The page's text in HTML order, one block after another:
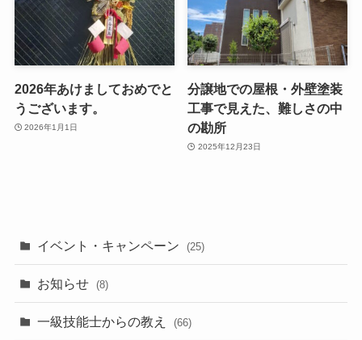
2026年あけましておめでと
うございます。
2026年1月1日
分譲地での屋根・外壁塗装
工事で見えた、難しさの中
の勘所
2025年12月23日
イベント・キャンペーン (25)
お知らせ (8)
一級技能士からの教え (66)